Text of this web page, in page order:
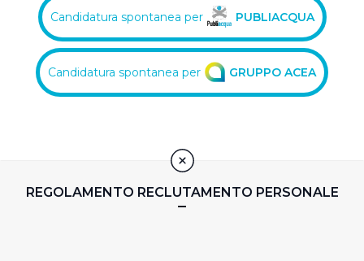
Candidatura spontanea per PUBLIACQUA
Candidatura spontanea per GRUPPO ACEA
REGOLAMENTO RECLUTAMENTO PERSONALE